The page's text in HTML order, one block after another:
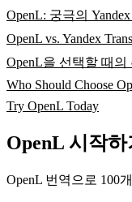
OpenL: 궁극의
OpenL vs. Yandex
OpenL을 선택할 때의
Who Should Choose
Try OpenL Today
OpenL 시작하
OpenL 번역으로 100